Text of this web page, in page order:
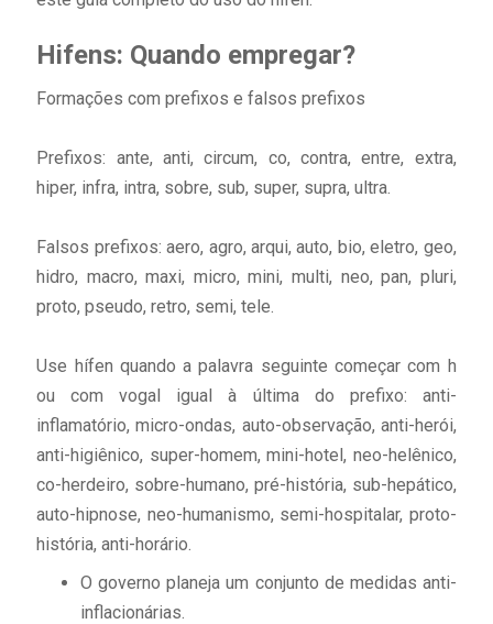
Hifens: Quando empregar?
Formações com prefixos e falsos prefixos
Prefixos: ante, anti, circum, co, contra, entre, extra,
hiper, infra, intra, sobre, sub, super, supra, ultra.
Falsos prefixos: aero, agro, arqui, auto, bio, eletro, geo,
hidro, macro, maxi, micro, mini, multi, neo, pan, pluri,
proto, pseudo, retro, semi, tele.
Use hífen quando a palavra seguinte começar com h
ou com vogal igual à última do prefixo: anti-
inflamatório, micro-ondas, auto-observação, anti-herói,
anti-higiênico, super-homem, mini-hotel, neo-helênico,
co-herdeiro, sobre-humano, pré-história, sub-hepático,
auto-hipnose, neo-humanismo, semi-hospitalar, proto-
história, anti-horário.
O governo planeja um conjunto de medidas anti-
inflacionárias.